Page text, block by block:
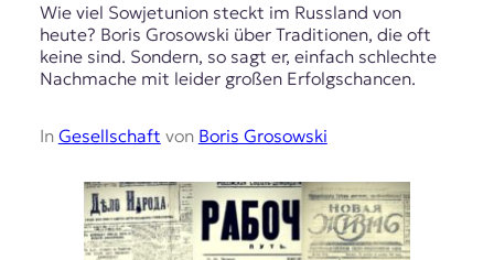
Wie viel Sowjetunion steckt im Russland von
heute? Boris Grosowski über Traditionen, die oft
keine sind. Sondern, so sagt er, einfach schlechte
Nachmache mit leider großen Erfolgschancen.
In Gesellschaft von Boris Grosowski